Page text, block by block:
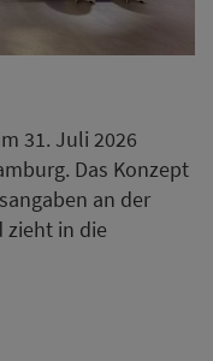
31. Juli 2026
Das Konzept
an der
zieht in die